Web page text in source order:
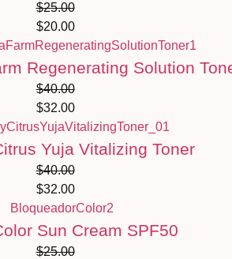
$25.00
$20.00
Regenerating Solution
$40.00
$32.00
Yuja Vitalizing Toner
$40.00
$32.00
Sun Cream SPF50
$25.00